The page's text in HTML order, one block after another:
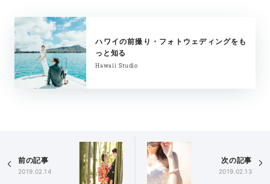
ハワイの前撮り・フォトウェディングをも
っと知る
Hawaii Studio
前の記事
2019.02.14
次の記事
2019.02.13